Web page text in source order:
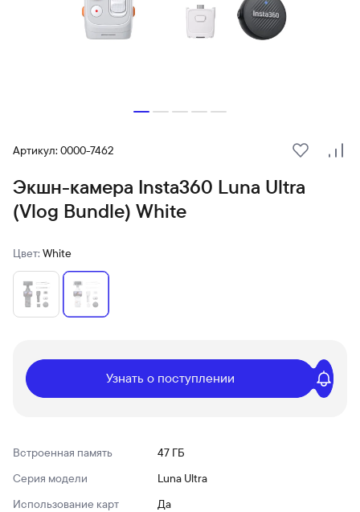
Артикул: 0000-7462
В
Экшн-камера Insta360 Luna Ultra
(Vlog Bundle) White
Цвет: White
Узнать о поступлении
Встроенная память
47 ГБ
Серия модели
Luna Ultra
Использование карт
Да